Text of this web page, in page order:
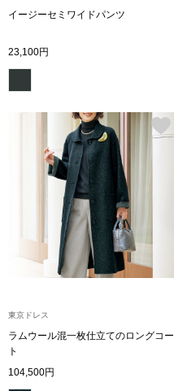
Miss Kyouko／ミスキョウコ
ランド
イージーセミワイドパンツ
23,100円
東京ドレス
ラムウール混一枚仕立てのロングコー
ト
104,500円